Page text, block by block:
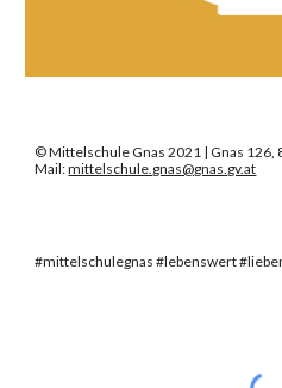
©Mittelschule Gnas 2021 | Gnas 126,
Mail:mittelschule.gnas@gnas.gv.at
#mittelschulegnas #lebenswert